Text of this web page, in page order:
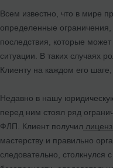
Всем известно, что в мире
определенные
последствия, которые
ситуации. В таких случаях
Клиенту на каждом его
Недавно в нашу
перед ним стоял ряд
ФЛП. Клиент получил
мастерству и правильно
следовательно,